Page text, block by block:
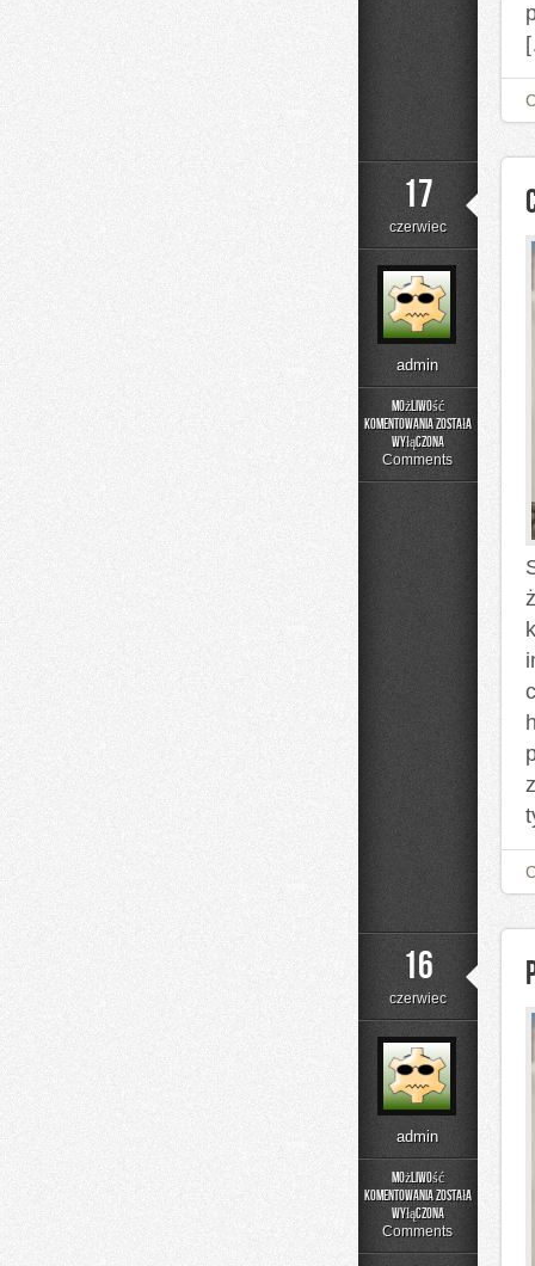
17
czerwiec
admin
Możliwość
komentowania
Czytelnicze
Artykuły
została
wyłączona
Comments
16
czerwiec
admin
Możliwość
komentowania
Poradniki
Użytkownika
została
wyłączona
Comments